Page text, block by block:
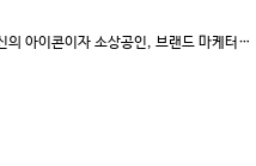
의 아이콘이자 소상공인, 브랜드 마케터…